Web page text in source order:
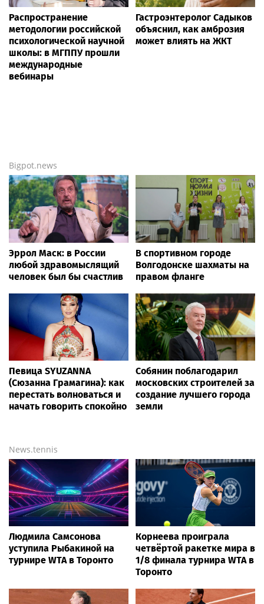
Распространение
методологии российской
психологической научной
школы: в МГППУ прошли
международные
вебинары
Гастроэнтеролог Садыков
объяснил, как амброзия
может влиять на ЖКТ
Bigpot.news
Эррол Маск: в России
любой здравомыслящий
человек был бы счастлив
В спортивном городе
Волгодонске шахматы на
правом фланге
Певица SYUZANNA
(Сюзанна Грамагина): как
перестать волноваться и
начать говорить спокойно
Собянин поблагодарил
московских строителей за
создание лучшего города
земли
News.tennis
Людмила Самсонова
уступила Рыбакиной на
турнире WTA в Торонто
Корнеева проиграла
четвёртой ракетке мира в
1/8 финала турнира WTA в
Торонто